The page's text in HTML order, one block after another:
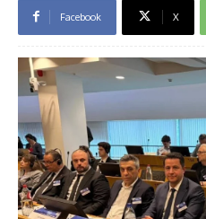
Facebook X